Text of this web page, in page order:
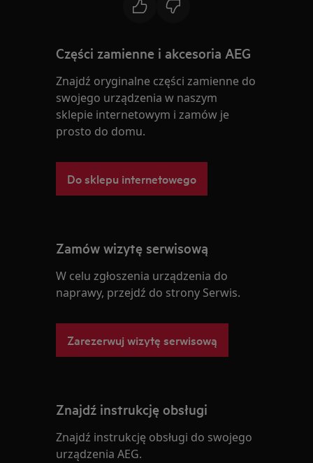
Części zamienne i akcesoria AEG
Znajdź oryginalne części zamienne do
swojego urządzenia w naszym
sklepie internetowym i zamów je
prosto do domu.
Do sklepu internetowego
Zamów wizytę serwisową
W celu zgłoszenia urządzenia do
naprawy, przejdź do strony Serwis.
Zarezerwuj wizytę serwisową
Znajdź instrukcję obsługi
Znajdź instrukcję obsługi do swojego
urządzenia AEG.